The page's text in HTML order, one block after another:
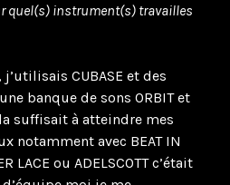
quel(s) instrument(s) travailles
CUBASE et des
banque de sons ORBIT et
suffisait à atteindre mes
notamment avec BEAT IN
LACE ou ADELSCOTT c’était